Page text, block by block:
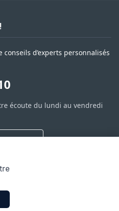
d’experts personnalisés
écoute du lundi au vendredi